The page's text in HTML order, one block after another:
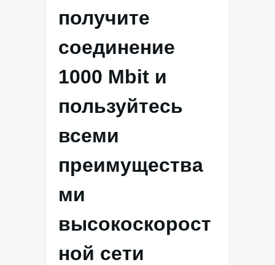
получите
соединение
1000 Mbit и
пользуйтесь
всеми
преимущества
ми
высокоскорост
ной сети